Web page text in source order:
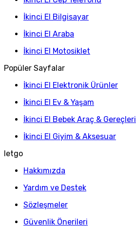
İkinci El Bilgisayar
İkinci El Araba
İkinci El Motosiklet
Popüler Sayfalar
İkinci El Elektronik Ürünler
İkinci El Ev & Yaşam
İkinci El Bebek Araç & Gereçleri
İkinci El Giyim & Aksesuar
letgo
Hakkımızda
Yardım ve Destek
Sözleşmeler
Güvenlik Önerileri